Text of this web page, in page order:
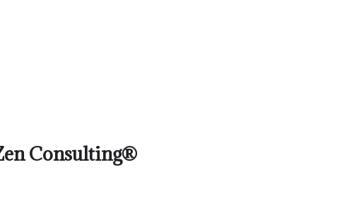
Consulting®